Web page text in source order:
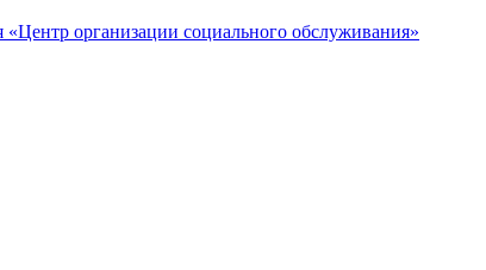
организации социального обслуживания»